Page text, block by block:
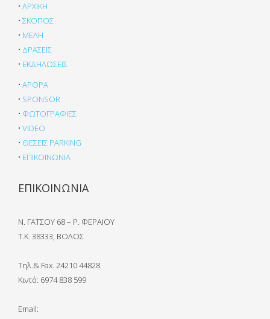
• ΑΡΧΙΚΗ
• ΣΚΟΠΟΣ
• ΜΕΛΗ
• ΔΡΑΣΕΙΣ
• ΕΚΔΗΛΩΣΕΙΣ
• ΑΡΘΡΑ
• SPONSOR
• ΦΩΤΟΓΡΑΦΙΕΣ
• VIDEO
• ΘΕΣΕΙΣ PARKING
• ΕΠΙΚΟΙΝΩΝΙΑ
ΕΠΙΚΟΙΝΩΝΙΑ
Ν. ΓΑΤΣΟΥ 68 – Ρ. ΦΕΡΑΙΟΥ
Τ.Κ. 38333, ΒΟΛΟΣ
Τηλ.& Fax. 24210 44828
Κιντό: 6974 838 599
Email: